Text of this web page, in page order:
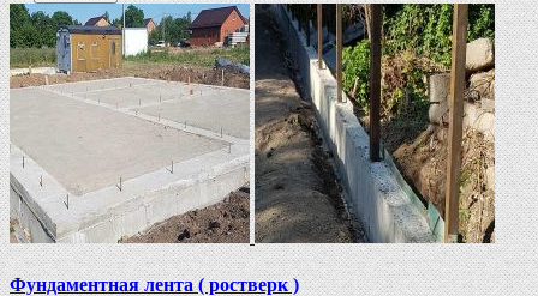
Фундаментная лента ( ростверк )